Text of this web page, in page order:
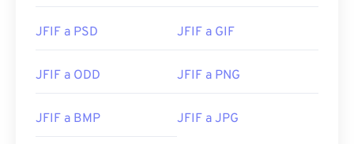
JFIF a PSD JFIF a GIF
JFIF a ODD JFIF a PNG
JFIF a BMP JFIF a JPG